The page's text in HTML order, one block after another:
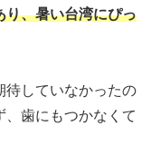
り、暑い台湾にぴっ
待していなかったの
、歯にもつかなくて